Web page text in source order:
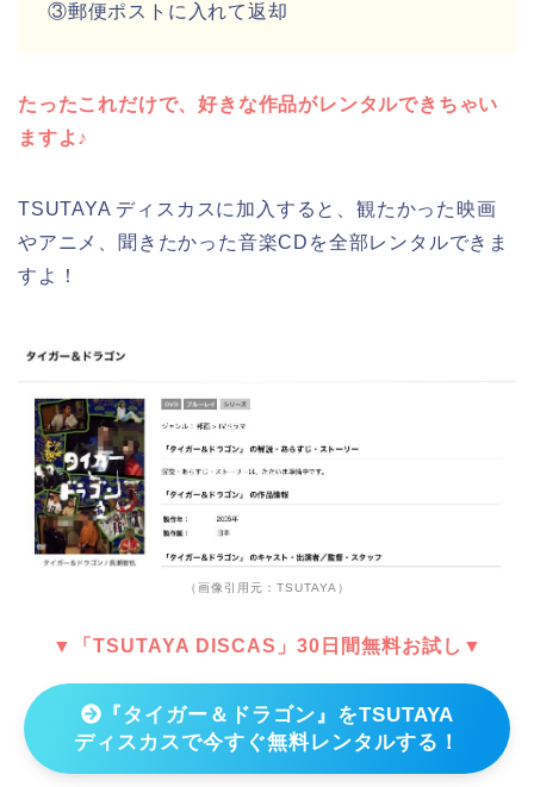
③郵便ポストに入れて返却
たったこれだけで、好きな作品がレンタルできちゃい
ますよ♪
TSUTAYA ディスカスに加入すると、観たかった映画
やアニメ、聞きたかった音楽CDを全部レンタルできま
すよ！
（画像引用元：TSUTAYA）
▼「TSUTAYA DISCAS」30日間無料お試し▼
『タイガー＆ドラゴン』をTSUTAYA
ディスカスで今すぐ無料レンタルする！